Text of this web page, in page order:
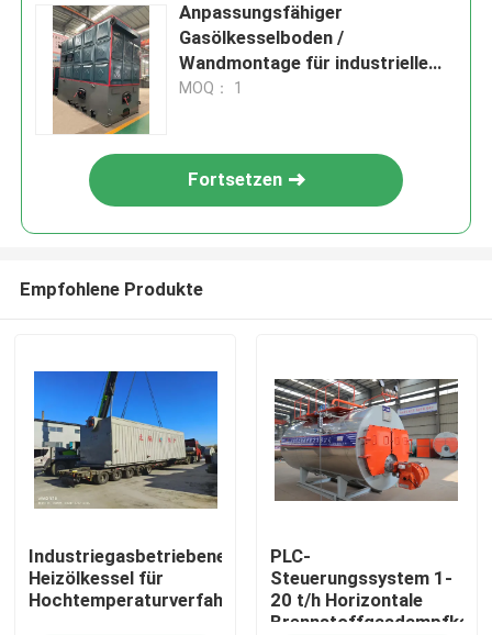
Anpassungsfähiger
Gasölkesselboden /
Wandmontage für industrielle
Brauereien
MOQ： 1
Fortsetzen
Empfohlene Produkte
Industriegasbetriebene
Heizölkessel für
Hochtemperaturverfahren
PLC-
Steuerungssystem 1-
20 t/h Horizontale